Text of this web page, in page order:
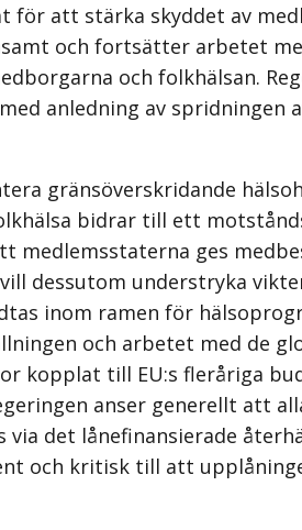
för att stärka skyddet av
och fortsätter arbetet
och folkhälsan.
anledning av spridningen
gränsöverskridande
bidrar till ett
medlemsstaterna ges
dessutom understryka
inom ramen för
och arbetet med de
kopplat till EU:s fleråriga
anser generellt att
det lånefinansierade
och kritisk till att